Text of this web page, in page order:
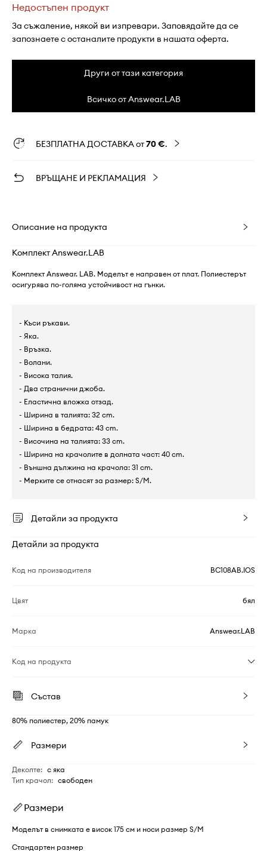
Недостъпен продукт
За съжаление, някой ви изпревари. Заповядайте да се
запознаете с останалите продукти в нашата оферта.
Други от тази категория
Всичко от Answear.LAB
БЕЗПЛАТНА ДОСТАВКА от70 €.
ВРЪЩАНЕ И РЕКЛАМАЦИЯ
Описание на продукта
Комплект Answear.LAB
Комплект Answear. LAB. Моделът е направен от плат. Полиестерът
осигурява по-голяма устойчивост на гънки.
- Къси ръкави.
- Яка.
- Връзка.
- Волани.
- Висока талия.
- Два странични джоба.
- Еластична вложка отзад.
- Ширина в талията: 32 cm.
- Ширина в бедрата: 43 cm.
- Височина на талията: 33 cm.
- Ширина на крачолите в долната част: 40 cm.
- Външна дължина на крачола: 31 cm.
- Мерките се отнасят за размер: S/M.
Детайли за продукта
Детайли за продукта
Код на производителя BC108AB.IOS
Цвят бял
Марка Answear.LAB
Код на продукта
Състав
80% полиестер, 20% памук
Размери
Деколте: с яка
Тип крачол: свободен
Размери
Моделът в снимката е висок 175 см и носи размер S/M
Стандартен размер